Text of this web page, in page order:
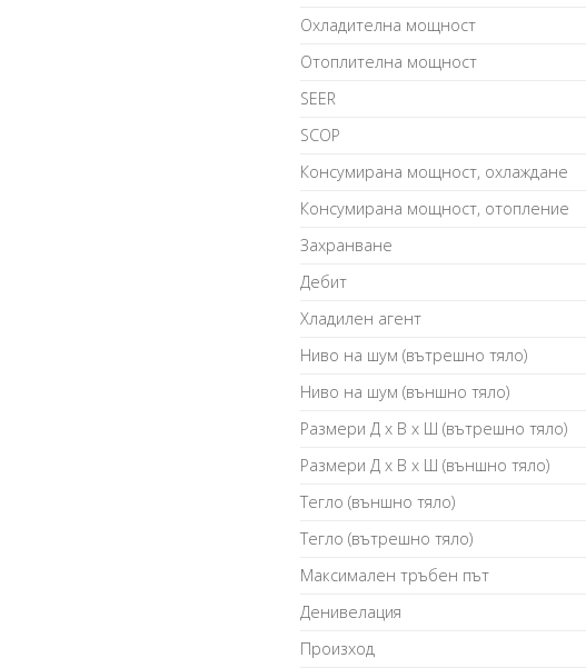
Охладителна мощност
Отоплителна мощност
SEER
SCOP
Консумирана мощност, охлаждане
Консумирана мощност, отопление
Захранване
Дебит
Хладилен агент
Ниво на шум (вътрешно тяло)
Ниво на шум (външно тяло)
Размери Д х В х Ш (вътрешно тяло)
Размери Д х В х Ш (външно тяло)
Тегло (външно тяло)
Тегло (вътрешно тяло)
Mаксимален тръбен път
Денивелация
Произход